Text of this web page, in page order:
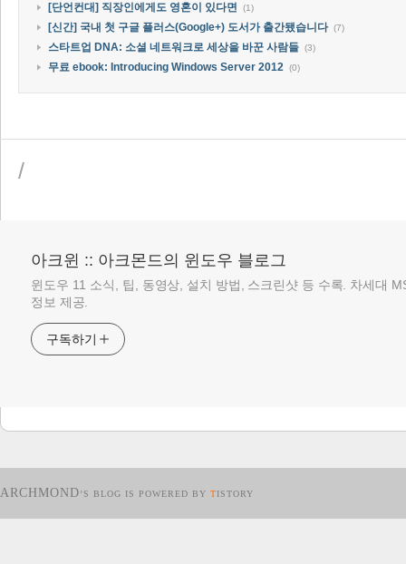
[단언컨대] 직장인에게도 영혼이 있다면 (1)
[신간] 국내 첫 구글 플러스(Google+) 도서가 출간됐습니다 (7)
스타트업 DNA: 소셜 네트워크로 세상을 바꾼 사람들 (3)
무료 ebook: Introducing Windows Server 2012 (0)
/
아크윈 :: 아크몬드의 윈도우 블로그
윈도우 11 소식, 팁, 동영상, 설치 방법, 스크린샷 등 수록. 차세대
정보 제공.
구독하기
ARCHMOND’S BLOG IS POWERED BY TISTORY